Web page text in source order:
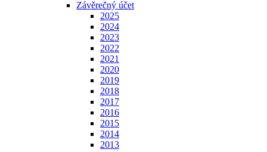
Závěrečný účet
2025
2024
2023
2022
2021
2020
2019
2018
2017
2016
2015
2014
2013